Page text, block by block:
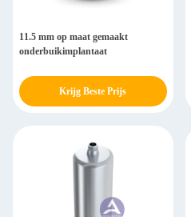
11.5 mm op maat gemaakt
onderbuikimplantaat
Krijg Beste Prijs